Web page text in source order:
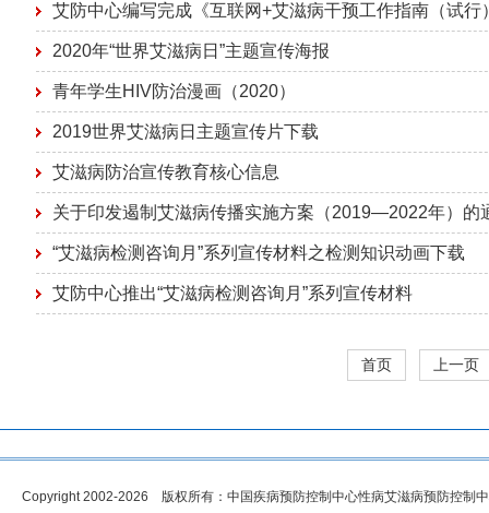
艾防中心编写完成《互联网+艾滋病干预工作指南（试行
2020年“世界艾滋病日”主题宣传海报
青年学生HIV防治漫画（2020）
2019世界艾滋病日主题宣传片下载
艾滋病防治宣传教育核心信息
关于印发遏制艾滋病传播实施方案（2019—2022年）的
“艾滋病检测咨询月”系列宣传材料之检测知识动画下载
艾防中心推出“艾滋病检测咨询月”系列宣传材料
首页 上一页
Copyright 2002-2026 版权所有：中国疾病预防控制中心性病艾滋病预防控制